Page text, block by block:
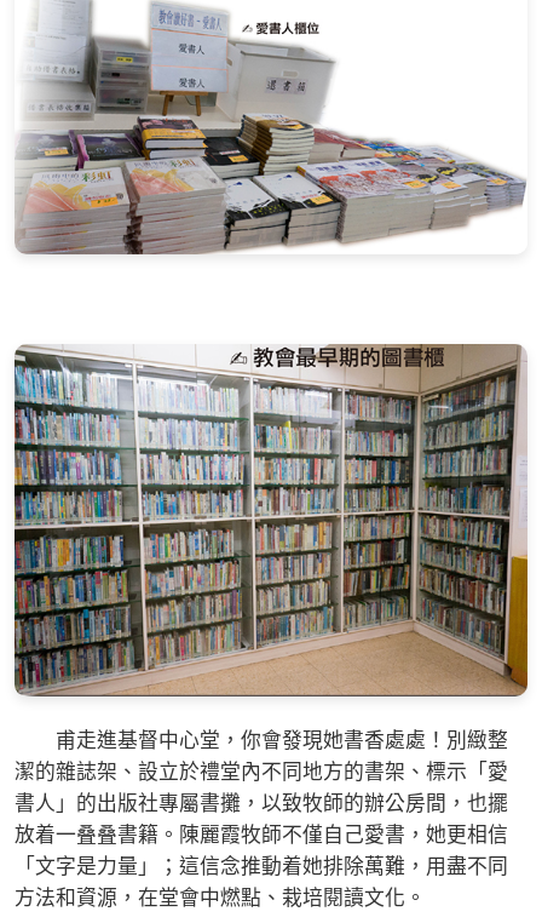
甫走進基督中心堂，你會發現她書香處處！別緻整
潔的雜誌架、設立於禮堂內不同地方的書架、標示「愛
書人」的出版社專屬書攤，以致牧師的辦公房間，也擺
放着一叠叠書籍。陳麗霞牧師不僅自己愛書，她更相信
「文字是力量」；這信念推動着她排除萬難，用盡不同
方法和資源，在堂會中燃點、栽培閱讀文化。